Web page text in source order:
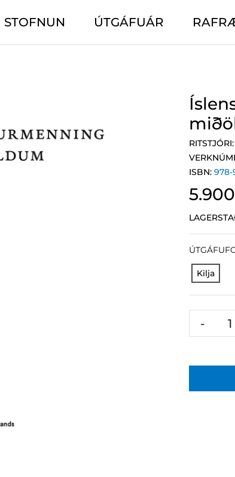
STOFNUN ÚTGÁFUÁR
RITSTJÓRI:
ISBN:978-
Kilja
-